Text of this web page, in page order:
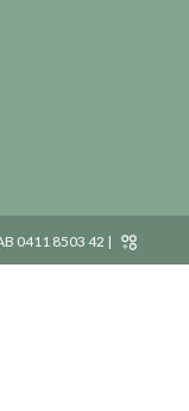
0411 8503 42 |